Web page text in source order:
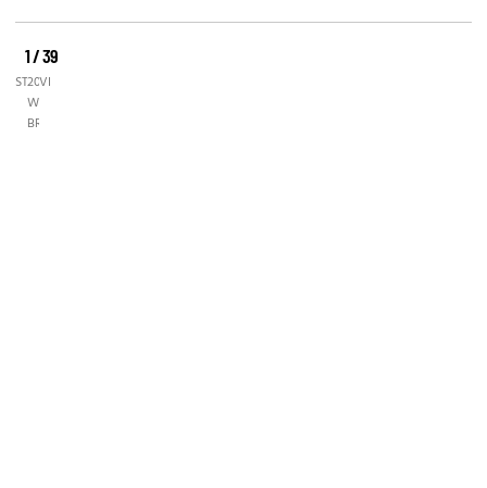
1 / 39
STUDIOCANAL
©
2014
WARNER
BROS.
©
VIENNALE.AT